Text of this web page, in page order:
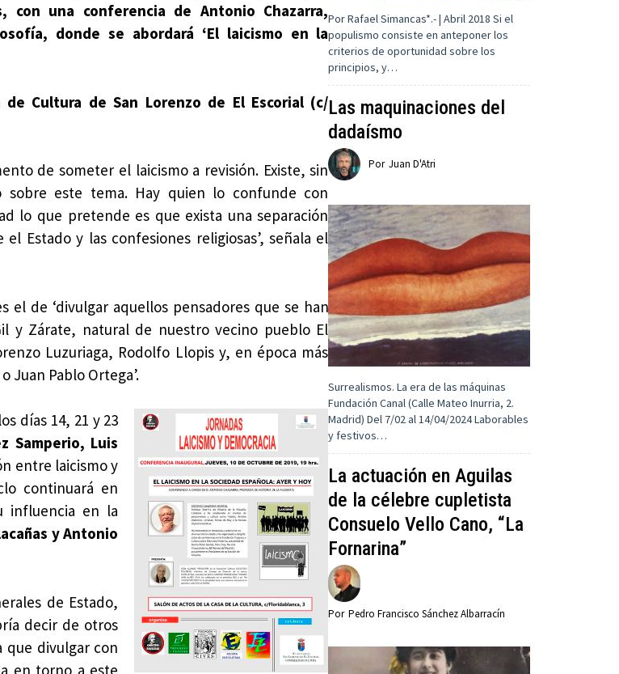
con una conferencia de Antonio Chazarra,
donde se abordará ‘El laicismo en la
de Cultura de San Lorenzo de El Escorial (c/
de someter el laicismo a revisión. Existe, sin
sobre este tema. Hay quien lo confunde con
lo que pretende es que exista una separación
Estado y las confesiones religiosas’, señala el
el de ‘divulgar aquellos pensadores que se han
y Zárate, natural de nuestro vecino pueblo El
Luzuriaga, Rodolfo Llopis y, en época más
Juan Pablo Ortega’.
días 14, 21 y 23
Samperio, Luis
entre laicismo y
continuará en
influencia en la
y Antonio
de Estado,
decir de otros
que divulgar con
en torno a este
Por Rafael Simancas*.- | Abril 2018 Si el
populismo consiste en anteponer los
criterios de oportunidad sobre los
principios, y…
Las maquinaciones del
dadaísmo
Por Juan D'Atri
Surrealismos. La era de las máquinas
Fundación Canal (Calle Mateo Inurria, 2.
Madrid) Del 7/02 al 14/04/2024 Laborables
y festivos…
La actuación en Aguilas
de la célebre cupletista
Consuelo Vello Cano, “La
Fornarina”
Por Pedro Francisco Sánchez Albarracín